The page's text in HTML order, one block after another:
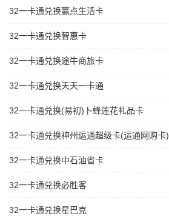
32一卡通兑换赢点生活卡
32一卡通兑换智惠卡
32一卡通兑换途牛商旅卡
32一卡通兑换天天一卡通
32一卡通兑换(易初)卜蜂莲花礼品卡
32一卡通兑换神州运通超级卡(运通网购卡)
32一卡通兑换中石油省卡
32一卡通兑换必胜客
32一卡通兑换星巴克